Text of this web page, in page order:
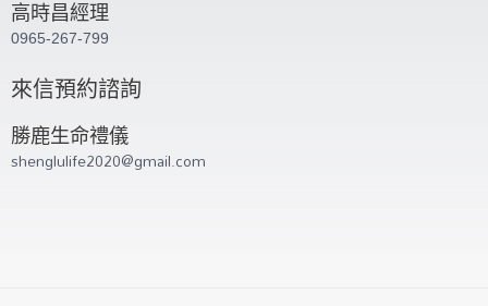
高時昌經理
0965-267-799
來信預約諮詢
勝鹿生命禮儀
shenglulife2020@gmail.com